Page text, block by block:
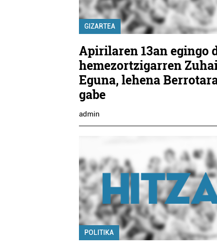
GIZARTEA
Apirilaren 13an egingo
hemezortzigarren
Eguna, lehena
gabe
admin
POLITIKA